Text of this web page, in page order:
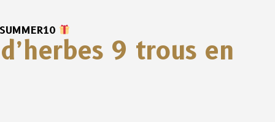
SUMMER10
9 trous en